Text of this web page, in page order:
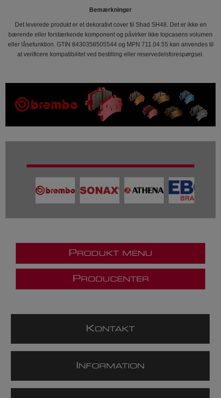
Bemærkninger
Det leverede produkt er et dekorativt cover til Shad SH48. Det er ikke en
bærende eller forstærkende komponent og påvirker ikke topcasens volumen
eller låsefunktion. GTIN 8430358505544 og MPN 711.04.55 kan anvendes til
at verificere kompatibilitet ved bestilling eller reservedelsforespørgsel.
P RODUKT MENU
P RODUCENTER
KONTAKT
NFORMATION